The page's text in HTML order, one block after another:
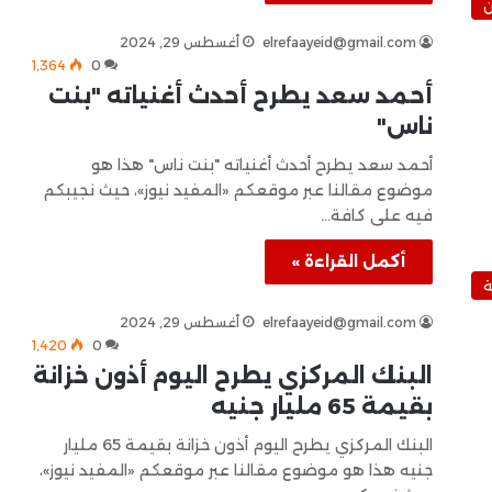
elrefaayeid@gmail.com
أغسطس 29, 2024
0
1٬364
أحمد سعد يطرح أحدث أغنياته "بنت
ناس"
أحمد سعد يطرح أحدث أغنياته "بنت ناس" هذا هو
موضوع مقالنا عبر موقعكم «المفيد نيوز»، حيث نجيبكم
فيه على كافة…
أكمل القراءة »
elrefaayeid@gmail.com
أغسطس 29, 2024
0
1٬420
البنك المركزي يطرح اليوم أذون خزانة
بقيمة 65 مليار جنيه
البنك المركزي يطرح اليوم أذون خزانة بقيمة 65 مليار
جنيه هذا هو موضوع مقالنا عبر موقعكم «المفيد نيوز»،